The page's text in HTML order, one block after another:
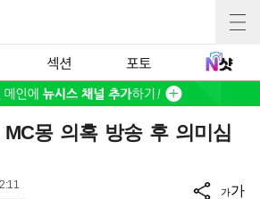
섹션 포토
몽 의혹 방송 후 의미심
가가